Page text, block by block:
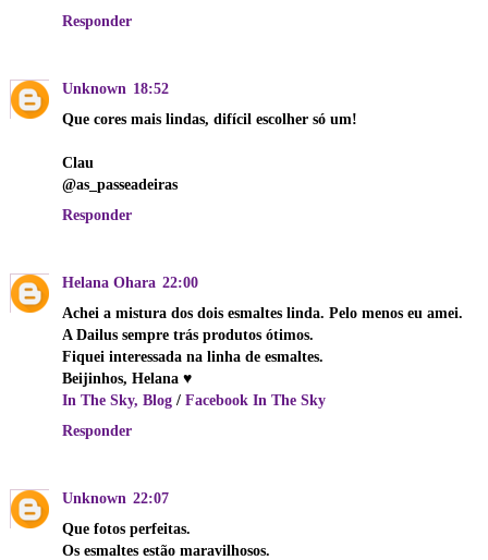
Responder
Unknown 18:52
Que cores mais lindas, difícil escolher só um!
Clau
@as_passeadeiras
Responder
Helana Ohara 22:00
Achei a mistura dos dois esmaltes linda. Pelo menos eu amei.
A Dailus sempre trás produtos ótimos.
Fiquei interessada na linha de esmaltes.
Beijinhos, Helana ♥
In The Sky, Blog / Facebook In The Sky
Responder
Unknown 22:07
Que fotos perfeitas.
Os esmaltes estão maravilhosos.